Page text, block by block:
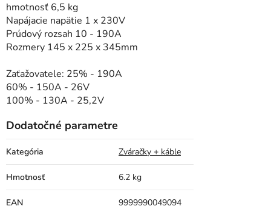
hmotnosť 6,5 kg
Napájacie napätie 1 x 230V
Prúdový rozsah 10 - 190A
Rozmery 145 x 225 x 345mm
Zaťažovatele: 25% - 190A
60% - 150A - 26V
100% - 130A - 25,2V
Dodatočné parametre
Kategória Zváračky + káble
Hmotnosť 6.2 kg
EAN 9999990049094